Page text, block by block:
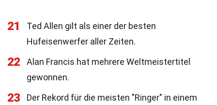
21
Ted Allen gilt als einer der besten
Hufeisenwerfer aller Zeiten.
22
Alan Francis hat mehrere Weltmeistertitel
gewonnen.
23
Der Rekord für die meisten "Ringer" in einem